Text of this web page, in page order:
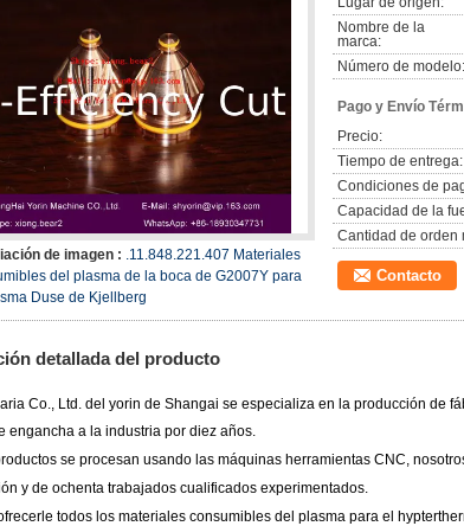
de imagen : .11.848.221.407 Materiales
del plasma de la boca de G2007Y para
Duse de Kjellberg
Nombre de la
marca:
Número de modelo:
Pago y Envío
Precio:
Tiempo de entrega:
Condiciones de
Capacidad de la
Cantidad de orden
Contacto
detallada del producto
Co., Ltd. del yorin de Shangai se especializa en la producción de
engancha a la industria por diez años.
se procesan usando las máquinas herramientas CNC,
y de ochenta trabajados cualificados experimentados.
todos los materiales consumibles del plasma para el